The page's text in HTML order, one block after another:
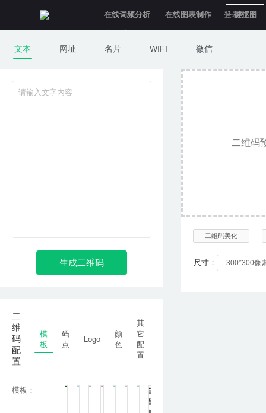
在线词频分析 在线图表制作 一键抠图
登录/注册
文本 网址 名片 WIFI 微信
生成二维码
二
维
码
配
置
模
板
码
点
Logo
颜
色
其
它
配
置
模板：
查
看
二维码
二维码美化
尺寸：